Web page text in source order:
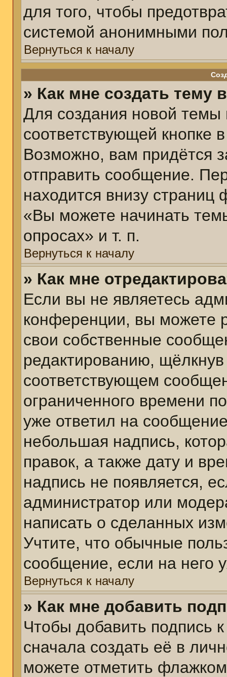
для того, чтобы
системой анонимными
Вернуться к началу
» Как мне создать тему
Для создания новой
соответствующей кнопке
Возможно, вам придётся
отправить сообщение.
находится внизу
«Вы можете начинать
опросах» и т. п.
Вернуться к началу
» Как мне
Если вы не являетесь
конференции, вы можете
свои собственные
редактированию,
соответствующем
ограниченного времени
уже ответил на
небольшая надпись,
правок, а также дату и
надпись не появляется,
администратор или
написать о сделанных
Учтите, что обычные
сообщение, если на него
Вернуться к началу
» Как мне добавить
Чтобы добавить
сначала создать её в
можете отметить